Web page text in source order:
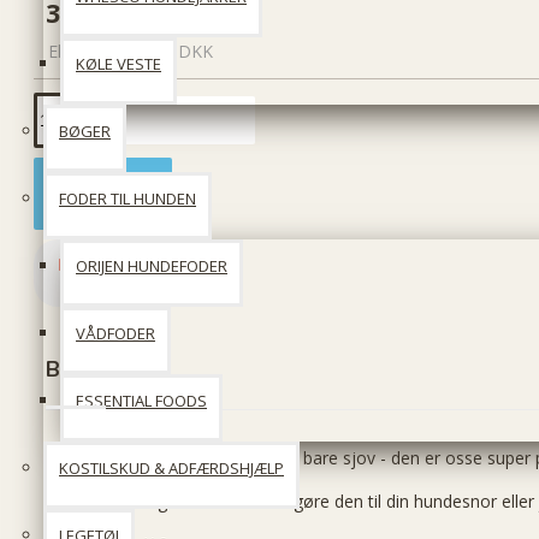
KØLE VESTE
BØGER
FODER TIL HUNDEN
ORIJEN HUNDEFODER
VÅDFODER
ESSENTIAL FOODS
KOSTILSKUD & ADFÆRDSHJÆLP
39 DKK
Ekskl. moms: 31 DKK
Beskrivelse
Denne hundepose holder er ikke bare sjov - den er osse super
Karabinhagen gør det let at fastgøre den til din hundesnor eller